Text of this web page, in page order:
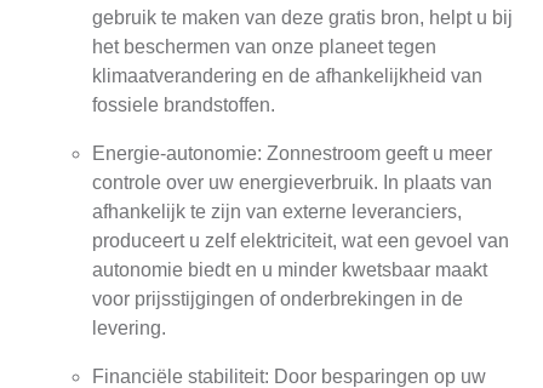
gebruik te maken van deze gratis bron, helpt u bij
het beschermen van onze planeet tegen
klimaatverandering en de afhankelijkheid van
fossiele brandstoffen.
Energie-autonomie: Zonnestroom geeft u meer
controle over uw energieverbruik. In plaats van
afhankelijk te zijn van externe leveranciers,
produceert u zelf elektriciteit, wat een gevoel van
autonomie biedt en u minder kwetsbaar maakt
voor prijsstijgingen of onderbrekingen in de
levering.
Financiële stabiliteit: Door besparingen op uw